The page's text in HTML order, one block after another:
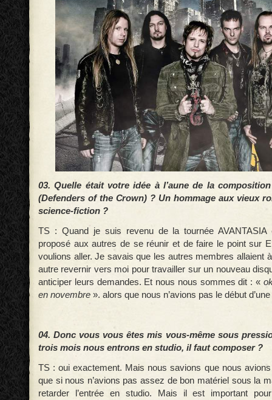
03. Quelle était votre idée à l’aune de la
(Defenders of the Crown) ? Un hommage aux vieux
science-fiction ?
TS : Quand je suis revenu de la tournée AVANTASIA
proposé aux autres de se réunir et de faire le point sur
voulions aller. Je savais que les autres membres allaient
autre revernir vers moi pour travailler sur un nouveau
anticiper leurs demandes. Et nous nous sommes dit : «
en novembre ». alors que nous n’avions pas le début
04. Donc vous vous êtes mis vous-même sous
trois mois nous entrons en studio, il faut composer ?
TS : oui exactement. Mais nous savions que nous
que si nous n’avions pas assez de bon matériel sous la
retarder l’entrée en studio. Mais il est important